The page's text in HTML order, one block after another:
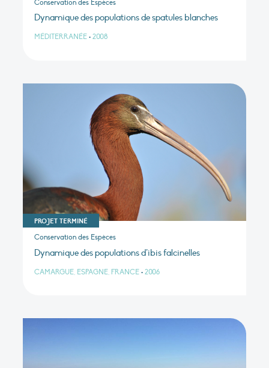
Conservation des Espèces
Dynamique des populations de spatules blanches
MÉDITERRANÉE • 2008
PROJET TERMINÉ
Conservation des Espèces
Dynamique des populations d’ibis falcinelles
CAMARGUE, ESPAGNE, FRANCE • 2006